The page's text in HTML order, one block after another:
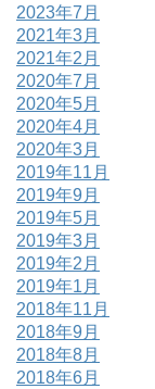
2023年7月
2021年3月
2021年2月
2020年7月
2020年5月
2020年4月
2020年3月
2019年11月
2019年9月
2019年5月
2019年3月
2019年2月
2019年1月
2018年11月
2018年9月
2018年8月
2018年6月